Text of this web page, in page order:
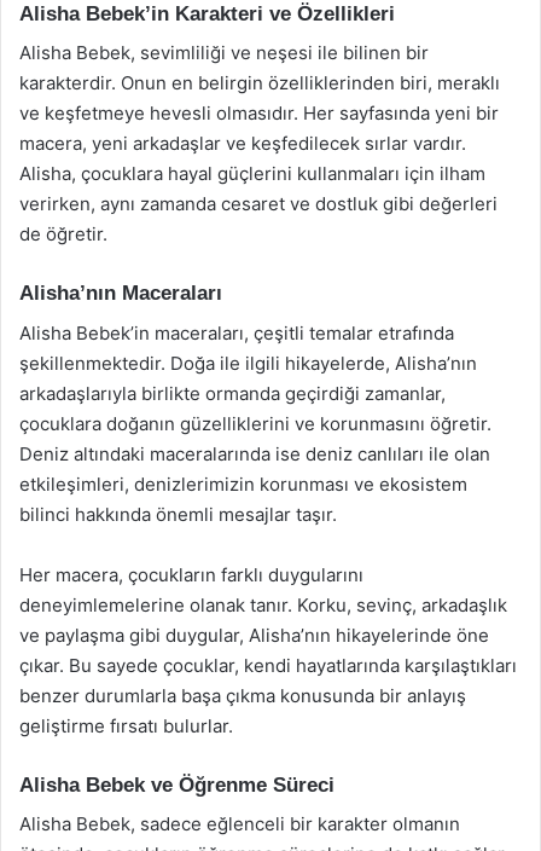
Alisha Bebek’in Karakteri ve Özellikleri
Alisha Bebek, sevimliliği ve neşesi ile bilinen bir
karakterdir. Onun en belirgin özelliklerinden biri, meraklı
ve keşfetmeye hevesli olmasıdır. Her sayfasında yeni bir
macera, yeni arkadaşlar ve keşfedilecek sırlar vardır.
Alisha, çocuklara hayal güçlerini kullanmaları için ilham
verirken, aynı zamanda cesaret ve dostluk gibi değerleri
de öğretir.
Alisha’nın Maceraları
Alisha Bebek’in maceraları, çeşitli temalar etrafında
şekillenmektedir. Doğa ile ilgili hikayelerde, Alisha’nın
arkadaşlarıyla birlikte ormanda geçirdiği zamanlar,
çocuklara doğanın güzelliklerini ve korunmasını öğretir.
Deniz altındaki maceralarında ise deniz canlıları ile olan
etkileşimleri, denizlerimizin korunması ve ekosistem
bilinci hakkında önemli mesajlar taşır.
Her macera, çocukların farklı duygularını
deneyimlemelerine olanak tanır. Korku, sevinç, arkadaşlık
ve paylaşma gibi duygular, Alisha’nın hikayelerinde öne
çıkar. Bu sayede çocuklar, kendi hayatlarında karşılaştıkları
benzer durumlarla başa çıkma konusunda bir anlayış
geliştirme fırsatı bulurlar.
Alisha Bebek ve Öğrenme Süreci
Alisha Bebek, sadece eğlenceli bir karakter olmanın